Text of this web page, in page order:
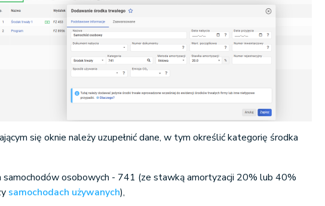
się oknie należy uzupełnić dane, w tym określić kategorię środka
samochodów osobowych - 741 (ze stawką amortyzacji 20% lub 40%
samochodach używanych),